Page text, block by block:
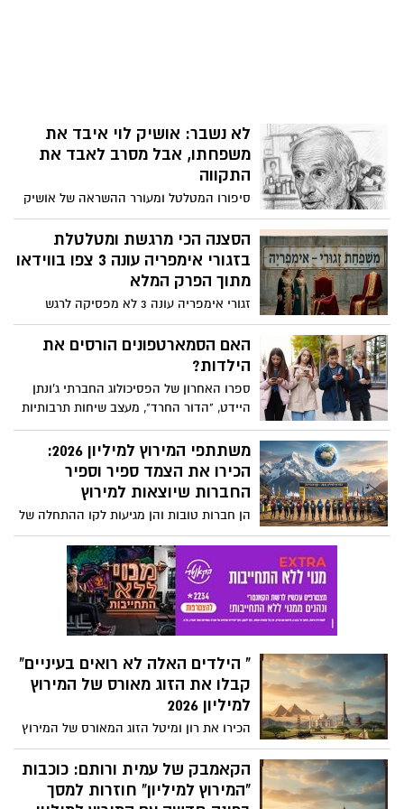
לא נשבר: אושיק לוי איבד את
משפחתו, אבל מסרב לאבד את
התקווה
סיפורו המטלטל ומעורר ההשראה של אושיק
לוי, מאייקוני התרבות הגדולים בישראל,
שמתמודד בשנים האחרונות עם רצף של
טרגדיות אישיות קשות מנשוא. בתוך שנים
ספורות איבד לוי את אשתו עדנה, את בתו
ואת אחיו, הזמר לוליק לוי.
הסצנה הכי מרגשת ומטלטלת
בזגורי אימפריה עונה 3 צפו בווידאו
מתוך הפרק המלא
זגורי אימפריה עונה 3 לא מפסיקה לרגש
ולשבור שיאים - צפו בווידאו של הסצנה הכי
מרגשת של הסדרה. .היא מזקקת בדיוק את
מה שהופך את הסדרה הזו לכל כך אהובה:
לב להומור מושחז.
האם הסמארטפונים הורסים את
הילדות?
ספרו האחרון של הפסיכולוג החברתי ג'ונתן
היידט, "הדור החרד", מעצב שיחות תרבותיות
ומעורר ויכוחים עזים על תפקידם של
הסמארטפונים בחברה. בשיחה זו, הוא חוקר
כיצד ילדות מבוססת סמארטפון, המוגברת על
ידי הורות מגוננת יתר על המידה, מניעה את
משבר בריאות הנפש בקרב צעירים. הוא גם
בוחן את הדחיפה לאיסור על טלפונים בבתי
ספר ואת הצעדים הקונקרטיים שאנו יכולים
לנקוט כדי לשפר את הבריאות הנפשית של
צעירים ברחבי העולם.
משתתפי המירוץ למיליון 2026:
הכירו את הצמד ספיר וספיר
החברות שיוצאות למירוץ
הן חברות טובות והן מגיעות לקו ההתחלה של
המירוץ למיליון 2026 עם המון תקוות. הכירו
את הצמד ספיר וספיר החברות ספיר הרוש
וספיר צמח וגם אנו נחזיק להן אצבעות!.
" הילדים האלה לא רואים בעיניים"
קבלו את הזוג מאורס של המירוץ
למיליון 2026
הכירו את רון ומיטל הזוג המאורס של המירוץ
למיליון 2026. הם מגיעים מבית דתי, חניכי בני
עקיבא לשעבר אבל לפי הפרומו הם הולכים
להיות אחד הזוגות המסקרנים של העונה
החדשה.
הקאמבק של עמית ורותם: כוכבות
"המירוץ למיליון" חוזרות למסך